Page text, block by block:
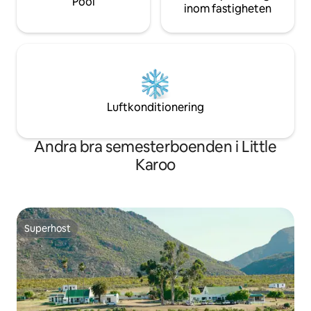
inom fastigheten
Luftkonditionering
Andra bra semesterboenden i Little
Karoo
Superhost
Superhost